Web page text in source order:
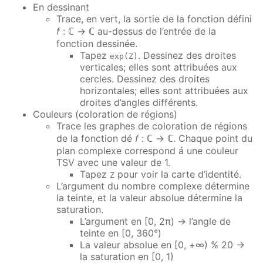
En dessinant
Trace, en vert, la sortie de la fonction défini
f: ℂ → ℂ au-dessus de l’entrée de la
fonction dessinée.
Tapez exp(Z) . Dessinez des droites
verticales; elles sont attribuées aux
cercles. Dessinez des droites
horizontales; elles sont attribuées aux
droites d’angles différents.
Couleurs (coloration de régions)
Trace les graphes de coloration de régions
de la fonction dé f: ℂ → ℂ. Chaque point du
plan complexe correspond á une couleur
TSV avec une valeur de 1.
Tapez Z pour voir la carte d’identité.
L’argument du nombre complexe détermine
la teinte, et la valeur absolue détermine la
saturation.
L’argument en [0, 2π) → l’angle de
teinte en [0, 360°)
La valeur absolue en [0, +∞) % 20 →
la saturation en [0, 1)